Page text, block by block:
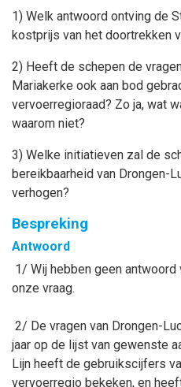
1) Welk antwoord ontving de
kostprijs van het doortrekken
2) Heeft de schepen de
Mariakerke ook aan bod
vervoerregioraad? Zo ja, wat
waarom niet?
3) Welke initiatieven zal de
bereikbaarheid van Drongen-
verhogen?
Bespreking
Antwoord
1/ Wij hebben geen antwoord
onze vraag.
2/ De vragen van Drongen-
jaar op de lijst van gewenste
Lijn heeft de gebruikscijfers
vervoerregio bekeken, en